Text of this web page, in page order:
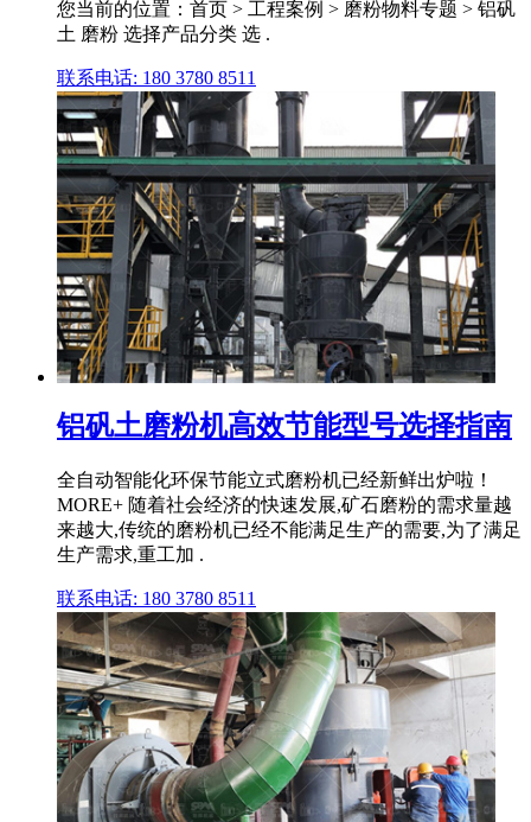
您当前的位置：首页 > 工程案例 > 磨粉物料专题 > 铝矾
土 磨粉 选择产品分类 选 .
联系电话: 180 3780 8511
铝矾土磨粉机高效节能型号选择指南
全自动智能化环保节能立式磨粉机已经新鲜出炉啦！
MORE+ 随着社会经济的快速发展,矿石磨粉的需求量越
来越大,传统的磨粉机已经不能满足生产的需要,为了满足
生产需求,重工加 .
联系电话: 180 3780 8511